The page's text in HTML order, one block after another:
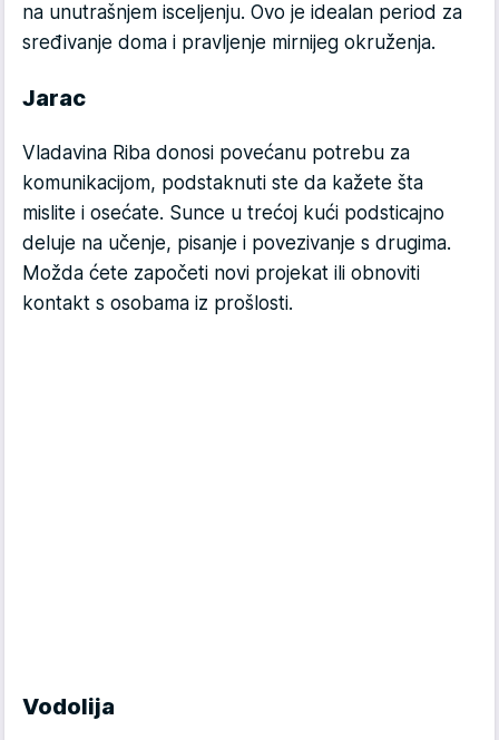
na unutrašnjem isceljenju. Ovo je idealan period za
sređivanje doma i pravljenje mirnijeg okruženja.
Jarac
Vladavina Riba donosi povećanu potrebu za
komunikacijom, podstaknuti ste da kažete šta
mislite i osećate. Sunce u trećoj kući podsticajno
deluje na učenje, pisanje i povezivanje s drugima.
Možda ćete započeti novi projekat ili obnoviti
kontakt s osobama iz prošlosti.
Vodolija